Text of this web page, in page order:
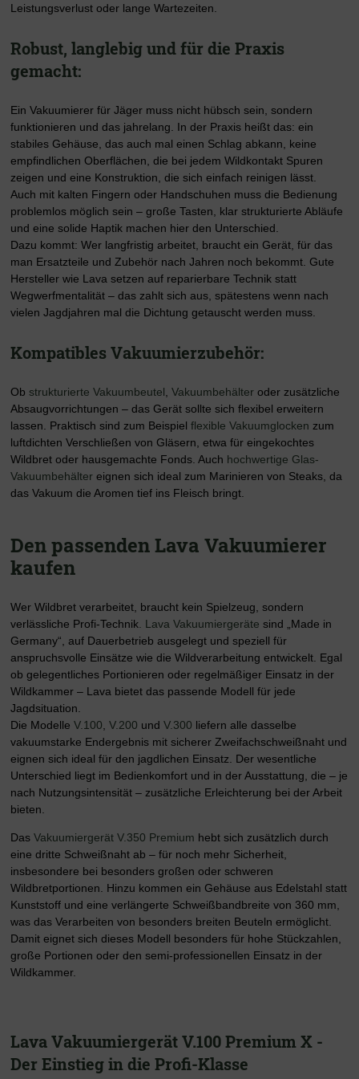
Leistungsverlust oder lange Wartezeiten.
Robust, langlebig und für die Praxis
gemacht:
Ein Vakuumierer für Jäger muss nicht hübsch sein, sondern
funktionieren und das jahrelang. In der Praxis heißt das: ein
stabiles Gehäuse, das auch mal einen Schlag abkann, keine
empfindlichen Oberflächen, die bei jedem Wildkontakt Spuren
zeigen und eine Konstruktion, die sich einfach reinigen lässt.
Auch mit kalten Fingern oder Handschuhen muss die Bedienung
problemlos möglich sein – große Tasten, klar strukturierte Abläufe
und eine solide Haptik machen hier den Unterschied.
Dazu kommt: Wer langfristig arbeitet, braucht ein Gerät, für das
man Ersatzteile und Zubehör nach Jahren noch bekommt. Gute
Hersteller wie Lava setzen auf reparierbare Technik statt
Wegwerfmentalität – das zahlt sich aus, spätestens wenn nach
vielen Jagdjahren mal die Dichtung getauscht werden muss.
Kompatibles Vakuumierzubehör:
Ob strukturierte Vakuumbeutel Vakuumbehälter oder zusätzliche
Absaugvorrichtungen – das Gerät sollte sich flexibel erweitern
lassen. Praktisch sind zum Beispiel flexible Vakuumglocken zum
luftdichten Verschließen von Gläsern, etwa für eingekochtes
Wildbret oder hausgemachte Fonds. Auch hochwertige Glas-
Vakuumbehälter eignen sich ideal zum Marinieren von Steaks, da
das Vakuum die Aromen tief ins Fleisch bringt.
Den passenden Lava Vakuumierer
kaufen
Wer Wildbret verarbeitet, braucht kein Spielzeug, sondern
verlässliche Profi-Technik . Lava Vakuumiergeräte sind „Made in
Germany“, auf Dauerbetrieb ausgelegt und speziell für
anspruchsvolle Einsätze wie die Wildverarbeitung entwickelt. Egal
ob gelegentliches Portionieren oder regelmäßiger Einsatz in der
Wildkammer – Lava bietet das passende Modell für jede
Jagdsituation.
Die Modelle V.100 V.200 und V.300 liefern alle dasselbe
vakuumstarke Endergebnis mit sicherer Zweifachschweißnaht und
eignen sich ideal für den jagdlichen Einsatz. Der wesentliche
Unterschied liegt im Bedienkomfort und in der Ausstattung, die – je
nach Nutzungsintensität – zusätzliche Erleichterung bei der Arbeit
bieten.
Das Vakuumiergerät V.350 Premium hebt sich zusätzlich durch
eine dritte Schweißnaht ab – für noch mehr Sicherheit,
insbesondere bei besonders großen oder schweren
Wildbretportionen. Hinzu kommen ein Gehäuse aus Edelstahl statt
Kunststoff und eine verlängerte Schweißbandbreite von 360 mm,
was das Verarbeiten von besonders breiten Beuteln ermöglicht.
Damit eignet sich dieses Modell besonders für hohe Stückzahlen,
große Portionen oder den semi-professionellen Einsatz in der
Wildkammer.
Lava Vakuumiergerät V.100 Premium X -
Der Einstieg in die Profi-Klasse